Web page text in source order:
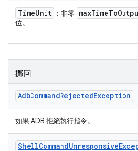
TimeUnit ：非零 maxTimeTo
位。
擲回
AdbCommandRejectedException
如果 ADB 拒絕執行指令。
ShellCommandUnresponsive